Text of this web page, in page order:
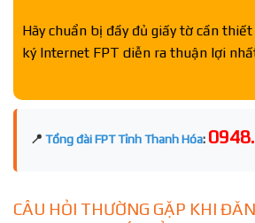
Hãy chuẩn bị đầy đủ giấy tờ cần
ký Internet FPT diễn ra thuận lợi
📍 Tổng đài FPT Tỉnh Thanh Hóa:
CÂU HỎI THƯỜNG GẶP KHI